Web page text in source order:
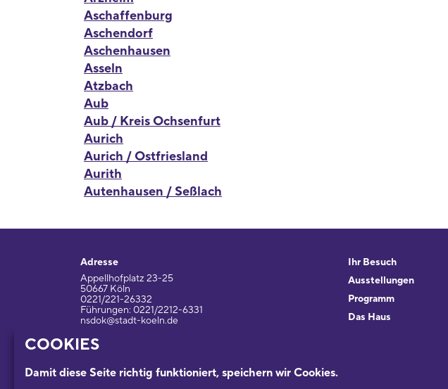
COOKIES
Damit diese Seite richtig funktioniert, speichern wir Cookies.
Aschaffenburg
Aschendorf
Aschenhausen
Asseln
Atzbach
Aub
Aub / Kreis Ochsenfurt
Aurich
Aurich / Ostfriesland
Aurith
Autenhausen / Seßlach
Adresse
Appellhofplatz 23-25
50667 Köln
0221/221-26332
Führungen: 0221/2212-6331
nsdok@stadt-koeln.de
Ihr Besuch
Ausstellungen
Programm
Das Haus